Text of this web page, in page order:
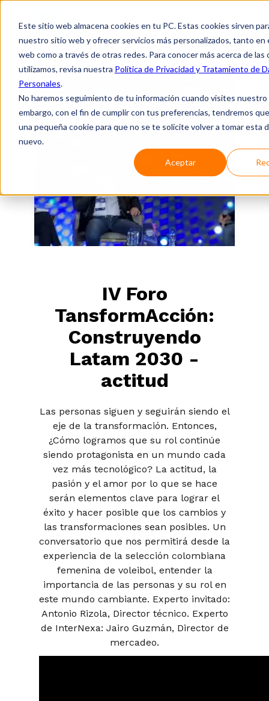
Este sitio web almacena cookies en tu PC. Estas cookies sirven
nuestro sitio web y ofrecer servicios más personalizados, tanto en
web como a través de otras redes. Para conocer más acerca de las
utilizamos, revisa nuestra Política de Privacidad y Tratamiento de
Personales.
No haremos seguimiento de tu información cuando visites nuestro
embargo, con el fin de cumplir con tus preferencias, tendremos
una pequeña cookie para que no se te solicite volver a tomar esta
nuevo.
Aceptar
IV Foro
TansformAcción:
Construyendo
Latam 2030 -
actitud
Las personas siguen y seguirán siendo el
eje de la transformación. Entonces,
¿Cómo logramos que su rol continúe
siendo protagonista en un mundo cada
vez más tecnológico? La actitud, la
pasión y el amor por lo que se hace
serán elementos clave para lograr el
éxito y hacer posible que los cambios y
las transformaciones sean posibles. Un
conversatorio que nos permitirá desde la
experiencia de la selección colombiana
femenina de voleibol, entender la
importancia de las personas y su rol en
este mundo cambiante. Experto invitado:
Antonio Rizola, Director técnico. Experto
de InterNexa: Jairo Guzmán, Director de
mercadeo.